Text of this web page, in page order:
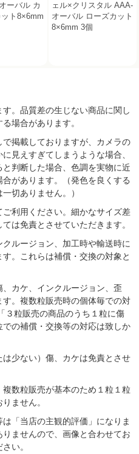
ーバル カ
ト8×6mm
ェル×クリスタル AAA-
オーバル ローズカット
8×6mm 3個
。品質差の生じない商品に関し
場合があります。
掲載しておりますが、カメラの
見えすぎてしまうような場合、
判断した場合、色調を実物に近
があります。（発色を良くする
切ありません。）
利用ください。細かなサイズ差
は免責とさせていただきます。
ルージョン、加工時や輸送時に
。これらは補償・交換の対象と
カケ、インクルージョン、歪
。複数粒販売時の個体毎での対
３粒販売の商品のうち１粒に傷
の補償・交換等の対応は致しか
少ない）傷、カケは免責とさせ
数粒販売が基本のため１粒１粒
ません。
「当店の主観的評価」になりま
ませんので、画像と合わせてお
い。